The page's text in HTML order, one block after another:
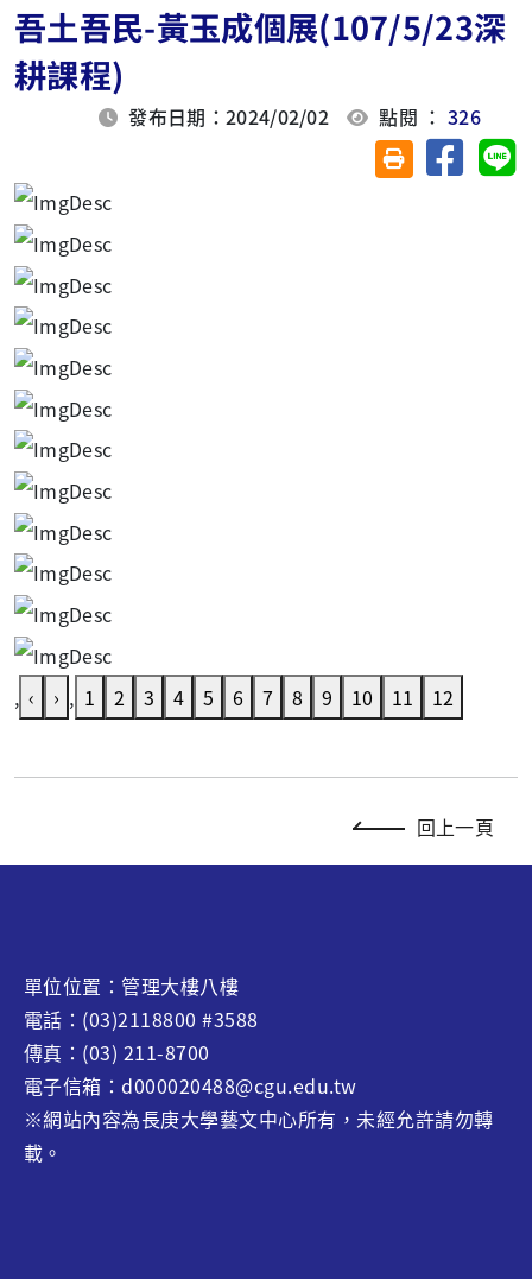
吾土吾民-黃玉成個展(107/5/23深
耕課程)
發布日期：2024/02/02 點閱 ：326
友善列印(另開視
分享至
, ‹ › , 1 2 3 4 5 6 7 8 9 10 11 12
回上一頁
單位位置：管理大樓八樓
電話：(03)2118800 #3588
傳真：(03) 211-8700
電子信箱：d000020488@cgu.edu.tw
※網站內容為長庚大學藝文中心所有，未經允許請勿轉
載。